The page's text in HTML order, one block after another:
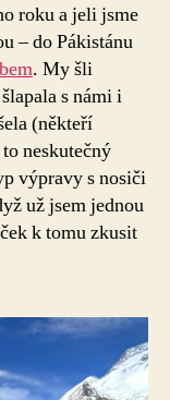
roku a jeli jsme
– do Pákistánu
. My šli
s námi i
(někteří
neskutečný
výpravy s nosiči
už jsem jednou
k tomu zkusit